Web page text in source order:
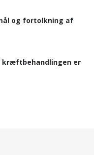
og fortolkning af
kræftbehandlingen er